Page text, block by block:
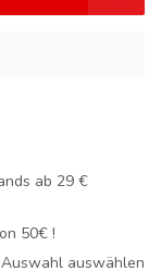
ab 29 €
50€ !
auswählen